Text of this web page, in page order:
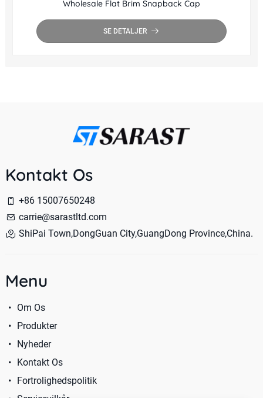
Wholesale Flat Brim Snapback Cap
SE DETALJER
Kontakt Os
+86 15007650248
carrie@sarastltd.com
ShiPai Town,DongGuan City,GuangDong Province,China.
Menu
Om Os
Produkter
Nyheder
Kontakt Os
Fortrolighedspolitik